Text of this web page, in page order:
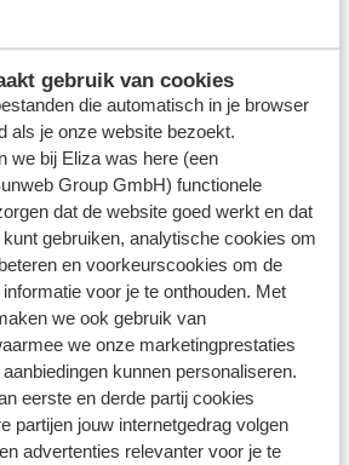
gebruik van cookies
die automatisch in je browser
als je onze website bezoekt.
we bij Eliza was here (een
Group GmbH) functionele
dat de website goed werkt en dat
gebruiken, analytische cookies om
en voorkeurscookies om de
voor je te onthouden. Met
we ook gebruik van
we onze marketingprestaties
kunnen personaliseren.
eerste en derde partij cookies
partijen jouw internetgedrag volgen
advertenties relevanter voor je te
van ons.
onderwerp
niet verwerkt op de factuur?
om alleen met mijn kind te
kind zonder ouders of voogd?
wijzigen?